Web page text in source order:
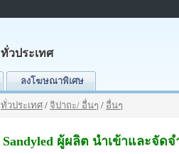
ทั่วประเทศ
ลงโฆษณาพิเศษ
ทั่วประเทศ / จิปาถะ/ อื่นๆ / อื่นๆ
Sandyled ผู้ผลิต นำเข้าและจั